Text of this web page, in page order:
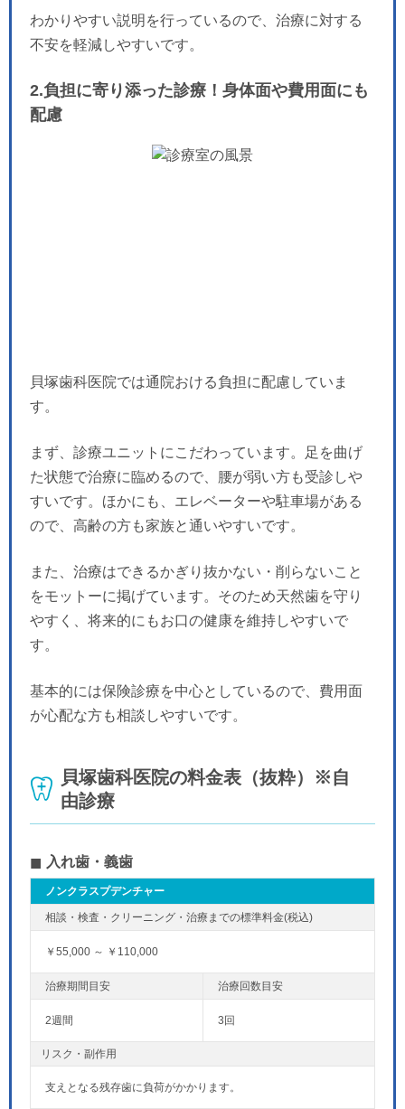
わかりやすい説明を行っているので、治療に対する
不安を軽減しやすいです。
2.負担に寄り添った診療！身体面や費用面にも
配慮
貝塚歯科医院では通院おける負担に配慮していま
す。
まず、診療ユニットにこだわっています。足を曲げ
た状態で治療に臨めるので、腰が弱い方も受診しや
すいです。ほかにも、エレベーターや駐車場がある
ので、高齢の方も家族と通いやすいです。
また、治療はできるかぎり抜かない・削らないこと
をモットーに掲げています。そのため天然歯を守り
やすく、将来的にもお口の健康を維持しやすいで
す。
基本的には保険診療を中心としているので、費用面
が心配な方も相談しやすいです。
貝塚歯科医院の料金表（抜粋）※自
由診療
入れ歯・義歯
ノンクラスプデンチャー
￥55,000 ～ ￥110,000
2週間 3回
リスク・副作用
支えとなる残存歯に負荷がかかります。